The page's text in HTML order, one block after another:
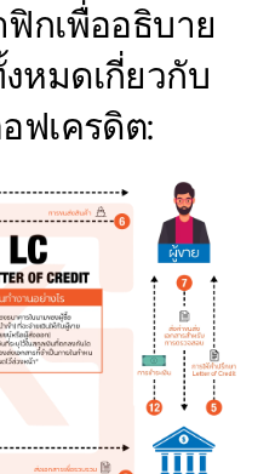
กเพื่ออธิบาย
หมดเกี่ยวกับ
ฟเครดิต: